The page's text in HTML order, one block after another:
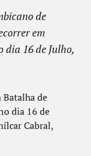
de
em
16 de Julho,
de
dia 16 de
Cabral,